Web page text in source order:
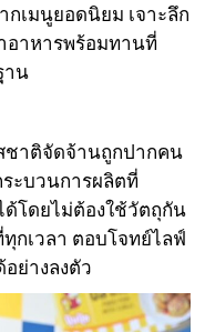
เมนูยอดนิยม เจาะลึก
อาหารพร้อมทานที่
าน
าติจัดจ้านถูกปากคน
ะบวนการผลิตที่
โดยไม่ต้องใช้วัตถุกัน
กเวลา ตอบโจทย์ไลฟ์
ย่างลงตัว